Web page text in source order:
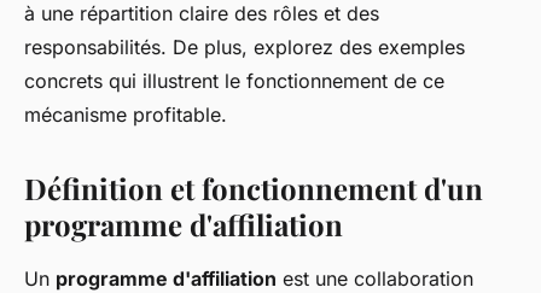
à une répartition claire des rôles et des
responsabilités. De plus, explorez des exemples
concrets qui illustrent le fonctionnement de ce
mécanisme profitable.
Définition et fonctionnement d'un
programme d'affiliation
Un programme d'affiliation est une collaboration